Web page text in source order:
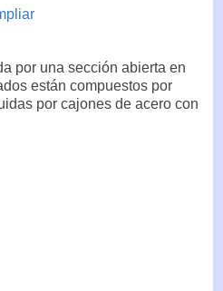
por una sección abierta en
están compuestos por
por cajones de acero con